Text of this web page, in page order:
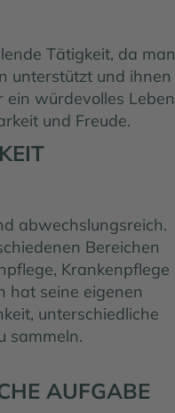
Tätigkeit, da man
unterstützt und ihnen
würdevolles Leben
und Freude.
abwechslungsreich.
Bereichen
Krankenpflege
hat seine eigenen
unterschiedliche
sammeln.
AUFGABE